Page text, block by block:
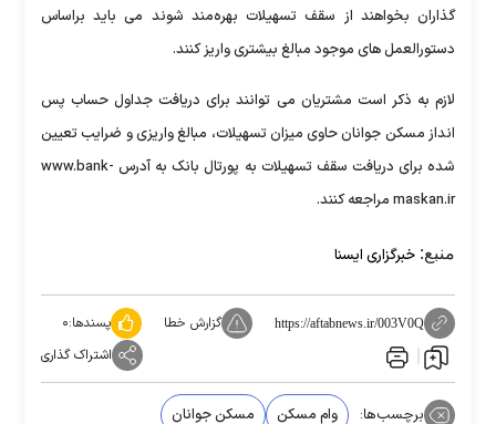
گذاران بخواهند از سقف تسهیلات بهره‌مند شوند می باید براساس
دستورالعمل های موجود مبالغ بیشتری واریز کنند.
لازم به ذکر است مشتریان می توانند برای دریافت جداول حساب پس
انداز مسکن جوانان حاوی میزان تسهیلات، مبالغ واریزی و ضرایب تعیین
شده برای دریافت سقف تسهیلات به پورتال بانک به آدرس www.bank-
maskan.ir مراجعه کنند.
منبع: خبرگزاری ایسنا
https://aftabnews.ir/003V0Q گزارش خطا پسندها:۰
اشتراک گذاری
برچسب‌ها: وام مسکن مسکن جوانان